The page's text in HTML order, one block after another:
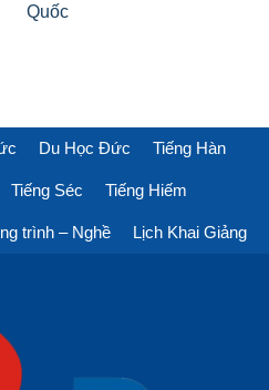
Quốc
Du Học Đức Tiếng Hàn
Tiếng Séc Tiếng Hiếm
trình – Nghề Lịch Khai Giảng